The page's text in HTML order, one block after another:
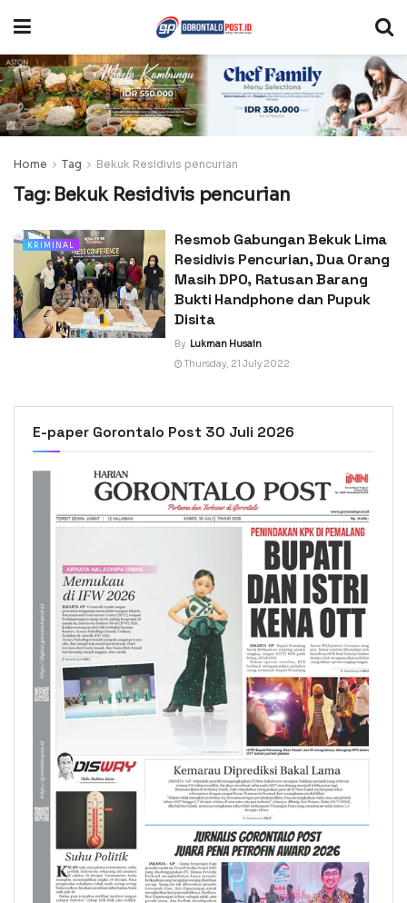
Home Tag Bekuk Residivis pencurian
Tag: Bekuk Residivis pencurian
KRIMINAL
Resmob Gabungan Bekuk Lima
Residivis Pencurian, Dua Orang
Masih DPO, Ratusan Barang
Bukti Handphone dan Pupuk
Disita
By Lukman Husain
Thursday, 21 July 2022
E-paper Gorontalo Post 30 Juli 2026